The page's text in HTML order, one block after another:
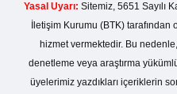
Yasal Uyarı: Sitemiz, 5651 Sayılı
İletişim Kurumu (BTK) tarafından
hizmet vermektedir. Bu
denetleme veya araştırma
üyelerimiz yazdıkları içeriklerin